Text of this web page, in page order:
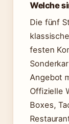
Welche
Die fünf
festen
Angebot
Offizielle
Boxes,